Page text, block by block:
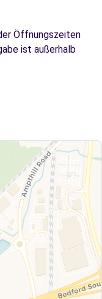
Öffnungszeiten
ist außerhalb